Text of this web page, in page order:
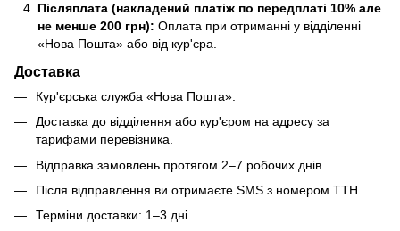
Післяплата (накладений платіж по передплаті 10% але
не менше 200 грн): Оплата при отриманні у відділенні
«Нова Пошта» або від кур'єра.
Доставка
Кур'єрська служба «Нова Пошта».
Доставка до відділення або кур'єром на адресу за
тарифами перевізника.
Відправка замовлень протягом 2–7 робочих днів.
Після відправлення ви отримаєте SMS з номером ТТН.
Терміни доставки: 1–3 дні.